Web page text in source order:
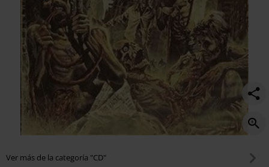
Ver más de la categoría "CD"